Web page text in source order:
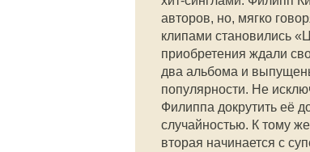
авторов, но, мягко
клипами становились
приобретения ждали
два альбома и
популярности. Не
Филиппа докрутить её
случайностью. К тому
вторая начинается с